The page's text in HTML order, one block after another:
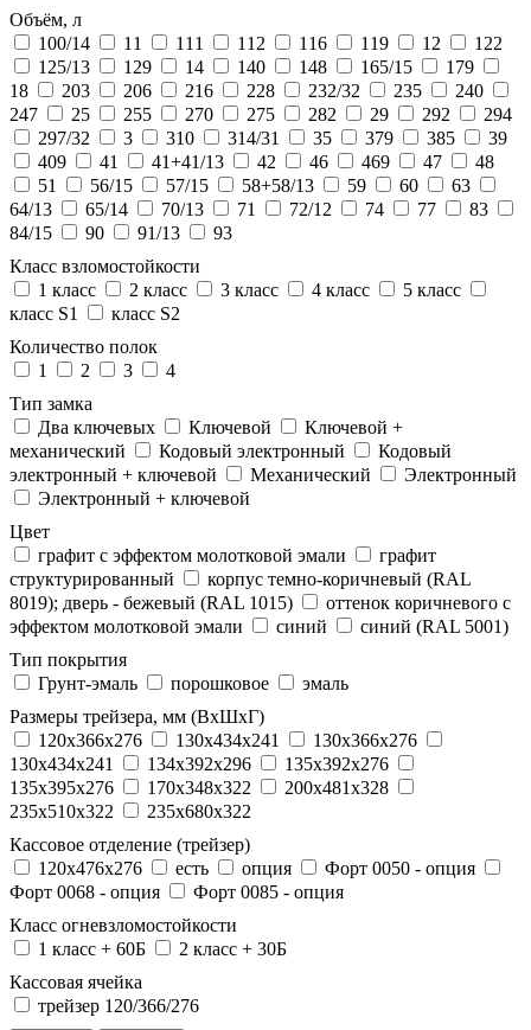
Объём, л
100/14
11 111 112 116 119 12
122
125/13
129 14 140 148 165/15
179
18
203 206 216 228 232/32 235
240
247
25 255 270 275 282 29 292
294
297/32
3 310 314/31 35 379 385
39
409
41 41+41/13 42 46 469 47
48
51
56/15 57/15 58+58/13 59 60
63
64/13
65/14 70/13 71 72/12 74 77
83
84/15
90 91/13
93
Класс взломостойкости
1 класс
2 класс 3 класс 4 класс
5 класс
класс S1
класс S2
Количество полок
1
2 3
4
Тип замка
Два ключевых
Ключевой
Ключевой +
механический
Кодовый электронный
Кодовый
электронный + ключевой
Механический
Электронный
Электронный + ключевой
Цвет
графит с эффектом молотковой эмали
графит
структурированный
корпус темно-коричневый (RAL
8019); дверь - бежевый (RAL 1015)
оттенок коричневого с
эффектом молотковой эмали
синий
синий (RAL 5001)
Тип покрытия
Грунт-эмаль
порошковое
эмаль
Размеры трейзера, мм (ВхШхГ)
120x366x276
130x434x241
130х366х276
130х434х241
134x392x296
135x392x276
135x395x276
170x348x322
200x481x328
235x510x322
235x680x322
Кассовое отделение (трейзер)
120х476х276
есть опция
Форт 0050 - опция
Форт 0068 - опция
Форт 0085 - опция
Класс огневзломостойкости
1 класс + 60Б
2 класс + 30Б
Кассовая ячейка
трейзер 120/366/276